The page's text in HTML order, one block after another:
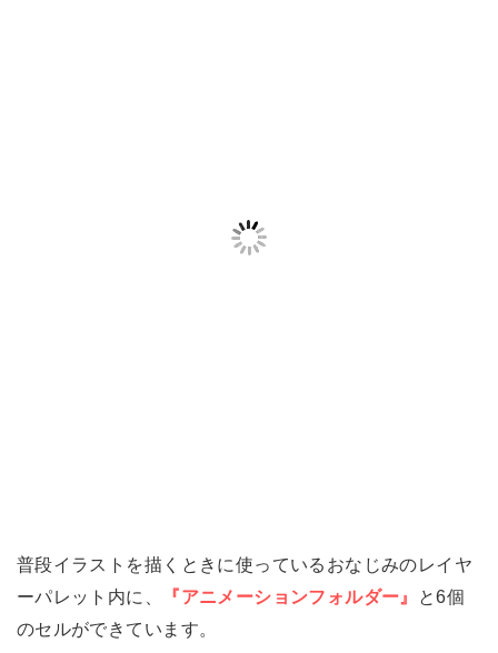
普段イラストを描くときに使っているおなじみのレイヤ
ーパレット内に、
『アニメーションフォルダー』
と6個
のセルができています。